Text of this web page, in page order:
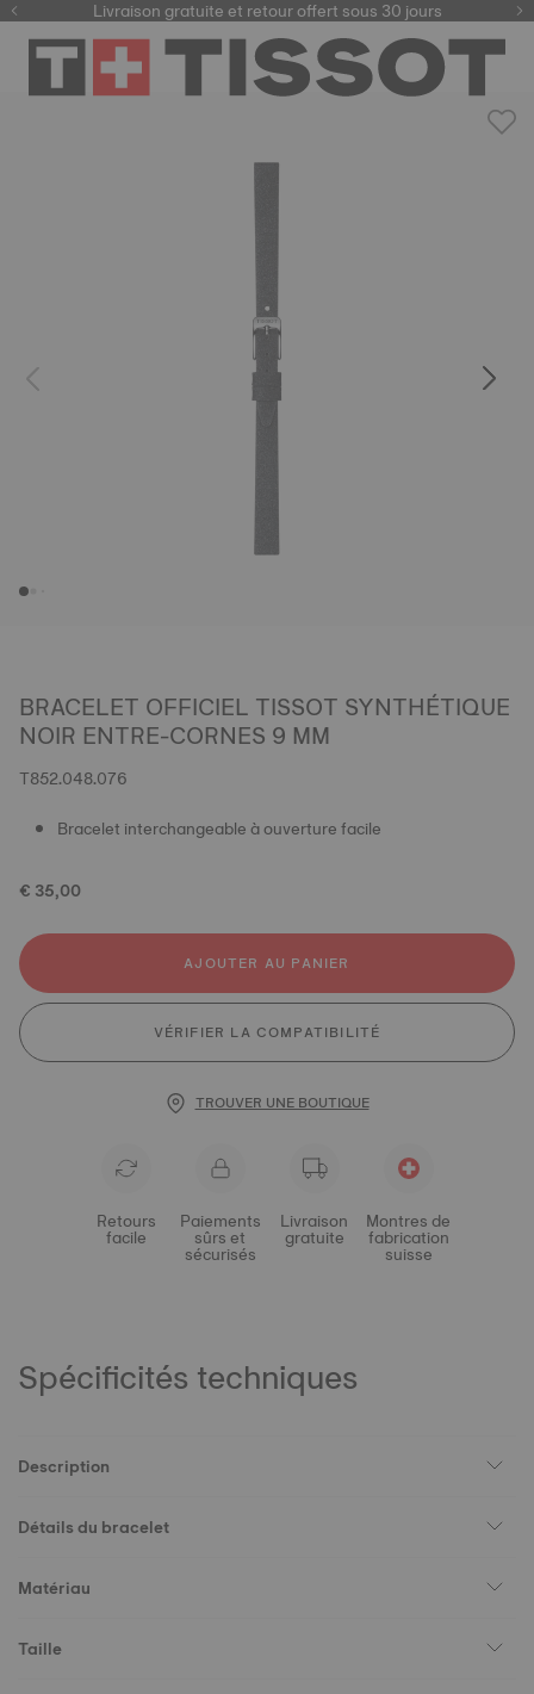
Livraison gratuite et retour offert sous 30 jours
BRACELET OFFICIEL TISSOT SYNTHÉTIQUE
NOIR ENTRE-CORNES 9 MM
T852.048.076
Bracelet interchangeable à ouverture facile
€ 35,00
AJOUTER AU PANIER
VÉRIFIER LA COMPATIBILITÉ
TROUVER UNE BOUTIQUE
Retours
facile
Paiements
sûrs et
sécurisés
Livraison
gratuite
Montres de
fabrication
suisse
Spécificités techniques
Description
Détails du bracelet
Matériau
Taille